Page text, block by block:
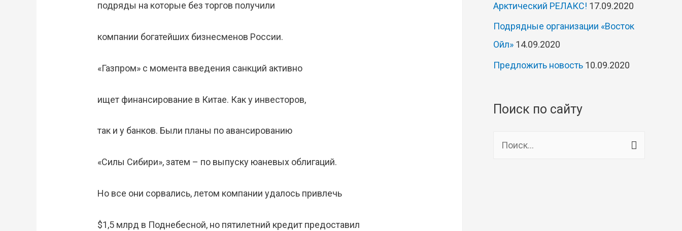
подряды на которые без торгов получили
компании богатейших бизнесменов России.
«Газпром» с момента введения санкций активно
ищет финансирование в Китае. Как у инвесторов,
так и у банков. Были планы по авансированию
«Силы Сибири», затем – по выпуску юаневых облигаций.
Но все они сорвались, летом компании удалось привлечь
$1,5 млрд в Поднебесной, но пятилетний кредит предоставил
Арктический РЕЛАКС! 17.09.2020
Подрядные организации «Восток
Ойл» 14.09.2020
Предложить новость 10.09.2020
Поиск по сайту